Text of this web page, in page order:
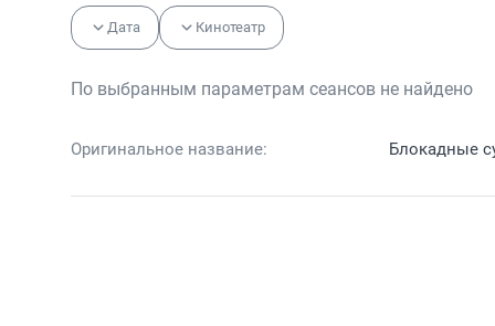
Дата Кинотеатр
По выбранным параметрам сеансов не найдено
Оригинальное название: Блокадные